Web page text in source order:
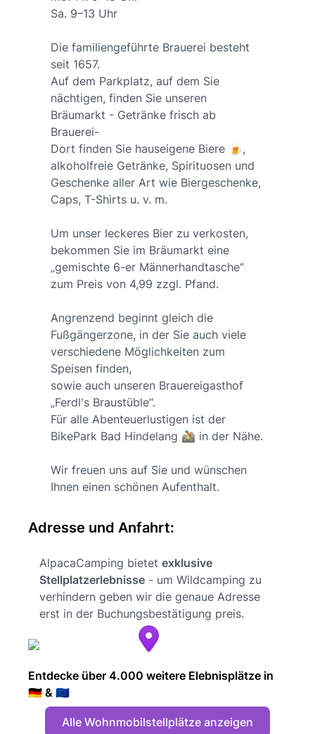
Sa. 9–13 Uhr
Die familiengeführte Brauerei besteht
seit 1657.
Auf dem Parkplatz, auf dem Sie
nächtigen, finden Sie unseren
Bräumarkt - Getränke frisch ab
Brauerei-
Dort finden Sie hauseigene Biere 🍺,
alkoholfreie Getränke, Spirituosen und
Geschenke aller Art wie Biergeschenke,
Caps, T-Shirts u. v. m.
Um unser leckeres Bier zu verkosten,
bekommen Sie im Bräumarkt eine
„gemischte 6-er Männerhandtasche“
zum Preis von 4,99 zzgl. Pfand.
Angrenzend beginnt gleich die
Fußgängerzone, in der Sie auch viele
verschiedene Möglichkeiten zum
Speisen finden,
sowie auch unseren Brauereigasthof
„Ferdl's Braustüble“.
Für alle Abenteuerlustigen ist der
BikePark Bad Hindelang 🚵🏻 in der Nähe.
Wir freuen uns auf Sie und wünschen
Ihnen einen schönen Aufenthalt.
Adresse und Anfahrt:
AlpacaCamping bietet exklusive
Stellplatzerlebnisse - um Wildcamping zu
verhindern geben wir die genaue Adresse
erst in der Buchungsbestätigung preis.
Entdecke über 4.000 weitere Elebnisplätze in
🇩🇪 & 🇪🇺
Alle Wohnmobilstellplätze anzeigen